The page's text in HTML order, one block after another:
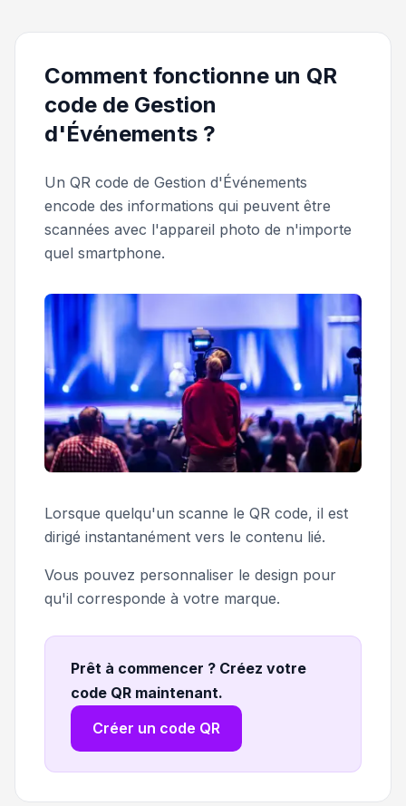
Comment fonctionne un QR
code de Gestion
d'Événements ?
Un QR code de Gestion d'Événements
encode des informations qui peuvent être
scannées avec l'appareil photo de n'importe
quel smartphone.
Lorsque quelqu'un scanne le QR code, il est
dirigé instantanément vers le contenu lié.
Vous pouvez personnaliser le design pour
qu'il corresponde à votre marque.
Prêt à commencer ? Créez votre
code QR maintenant.
Créer un code QR